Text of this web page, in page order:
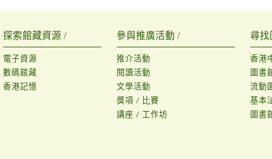
探索館藏資源 /
電子資源
數碼館藏
香港記憶
參與推廣活動 /
推介活動
閱讀活動
文學活動
獎項 / 比賽
講座 / 工作坊
尋找
香港
圖書
流動
基本
圖書